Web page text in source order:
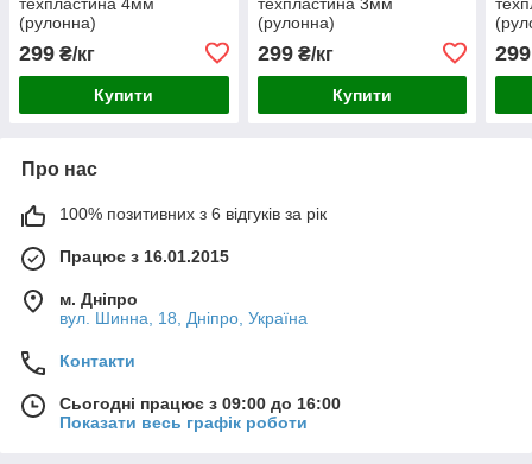
(рулонна)
299 ₴/кг
Купити
(рулонна)
299₴/кг
Купити
299
Про нас
100% позитивних з 6 відгуків за рік
Працює з 16.01.2015
м. Дніпро
вул. Шинна, 18, Дніпро, Україна
Контакти
Сьогодні працює з 09:00 до 16:00
Показати весь графік роботи